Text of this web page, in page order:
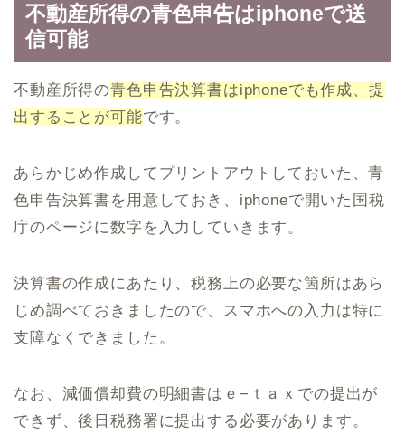
不動産所得の青色申告はiphoneで送
信可能
不動産所得の青色申告決算書はiphoneでも作成、提
出することが可能です。
あらかじめ作成してプリントアウトしておいた、青
色申告決算書を用意しておき、iphoneで開いた国税
庁のページに数字を入力していきます。
決算書の作成にあたり、税務上の必要な箇所はあら
じめ調べておきましたので、スマホへの入力は特に
支障なくできました。
なお、減価償却費の明細書はｅ−ｔａｘでの提出が
できず、後日税務署に提出する必要があります。